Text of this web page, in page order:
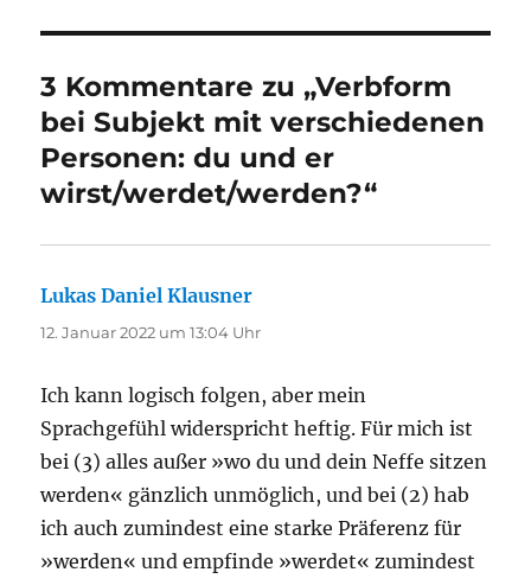
3 Kommentare zu „Verbform
bei Subjekt mit verschiedenen
Personen: du und er
wirst/werdet/werden?“
Lukas Daniel Klausner
12. Januar 2022 um 13:04 Uhr
Ich kann logisch folgen, aber mein
Sprachgefühl widerspricht heftig. Für mich ist
bei (3) alles außer »wo du und dein Neffe sitzen
werden« gänzlich unmöglich, und bei (2) hab
ich auch zumindest eine starke Präferenz für
»werden« und empfinde »werdet« zumindest